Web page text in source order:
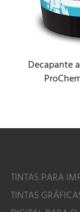
Decapante
TINTAS PARA
TINTAS